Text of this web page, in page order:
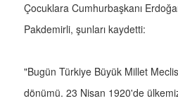
Çocuklara Cumhurbaşkanı
Pakdemirli, şunları kaydetti:
"Bugün Türkiye Büyük Millet
dönümü. 23 Nisan 1920'de